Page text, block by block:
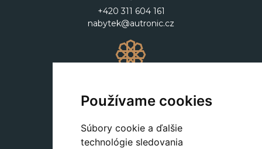
Používame cookies
Súbory cookie a ďalšie
technológie sledovania
+420 311 604 161
nabytek@autronic.cz
+420 311 604 182
dekorace@autronic.cz